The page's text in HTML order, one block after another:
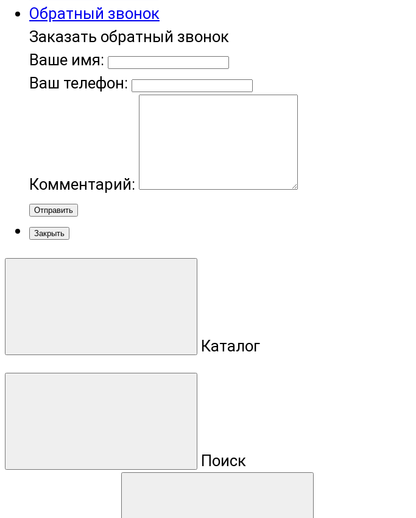
Обратный звонок
Заказать обратный звонок
Ваше имя:
Ваш телефон:
Комментарий:
Отправить
Закрыть
Каталог
Поиск